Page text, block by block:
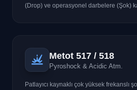
(Drop) ve operasyonel darbelere (Şok)
Metot 517 / 518
Pyroshock & Acidic Atm.
Patlayıcı kaynaklı çok yüksek frekanslı